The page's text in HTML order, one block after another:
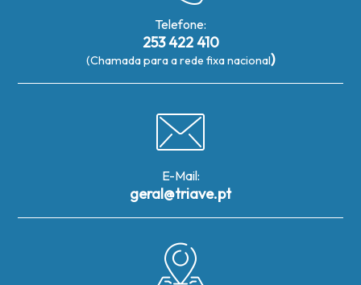
Telefone:
253 422 410
(Chamada para a rede fixa nacional)
E-Mail:
geral@triave.pt